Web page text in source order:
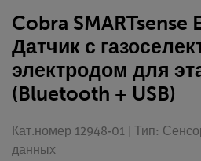
Cobra SMARTsense
Датчик с
электродом для
(Bluetooth + USB)
Кат.номер 12948-01 | Тип:
данных